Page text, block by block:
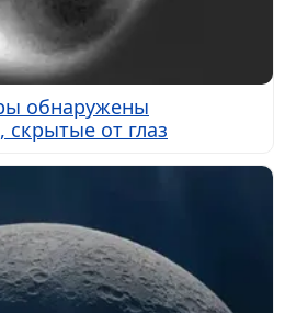
обнаружены
скрытые от глаз